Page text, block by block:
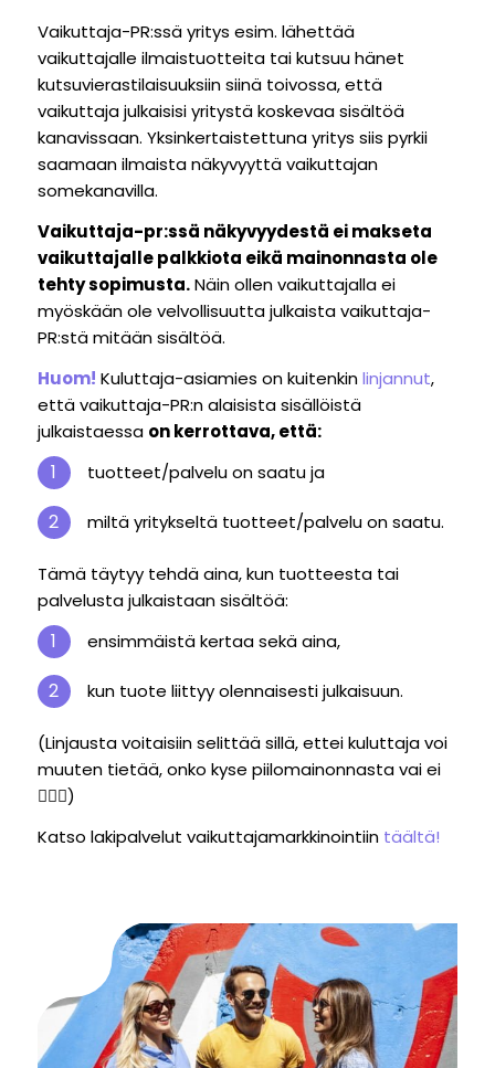
Vaikuttaja-PR:ssä yritys esim. lähettää
vaikuttajalle ilmaistuotteita tai kutsuu hänet
kutsuvierastilaisuuksiin siinä toivossa, että
vaikuttaja julkaisisi yritystä koskevaa sisältöä
kanavissaan. Yksinkertaistettuna yritys siis pyrkii
saamaan ilmaista näkyvyyttä vaikuttajan
somekanavilla.
Vaikuttaja-pr:ssä näkyvyydestä ei makseta
vaikuttajalle palkkiota eikä mainonnasta ole
tehty sopimusta.Näin ollen vaikuttajalla ei
myöskään ole velvollisuutta julkaista vaikuttaja-
PR:stä mitään sisältöä.
Huom! Kuluttaja-asiamies on kuitenkinlinjannut,
että vaikuttaja-PR:n alaisista sisällöistä
julkaistaessa on kerrottava, että:
tuotteet/palvelu on saatu ja
miltä yritykseltä tuotteet/palvelu on saatu.
Tämä täytyy tehdä aina, kun tuotteesta tai
palvelusta julkaistaan sisältöä:
ensimmäistä kertaa sekä aina,
kun tuote liittyy olennaisesti julkaisuun.
(Linjausta voitaisiin selittää sillä, ettei kuluttaja voi
muuten tietää, onko kyse piilomainonnasta vai ei
🤷🏻‍♀️)
Katso lakipalvelut vaikuttajamarkkinointiin täältä!